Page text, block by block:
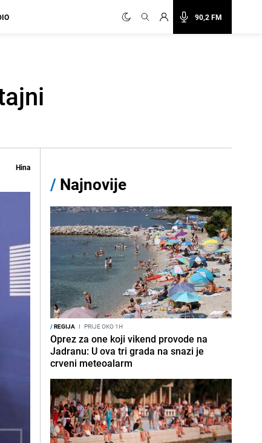
90,2 FM
Hina
/ Najnovije
/REGIJA I PRIJE OKO 1H
Oprez za one koji vikend provode na
Jadranu: U ova tri grada na snazi je
crveni meteoalarm